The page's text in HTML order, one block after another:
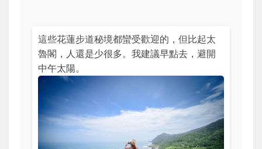
這些花蓮步道秘境都蠻受歡迎的，但比起太
魯閣，人還是少很多。我建議早點去，避開
中午太陽。